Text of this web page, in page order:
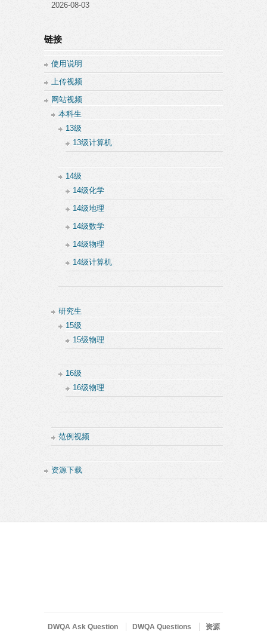
2026-08-03
链接
使用说明
上传视频
网站视频
本科生
13级
13级计算机
14级
14级化学
14级地理
14级数学
14级物理
14级计算机
研究生
15级
15级物理
16级
16级物理
范例视频
资源下载
DWQA Ask Question DWQA Questions 资源